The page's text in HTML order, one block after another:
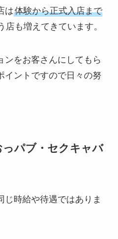
は体験から正式入店まで
店も増えてきています。
ンをお客さんにしてもら
イントですので日々の努
パブ・セクキャバ
じ時給や待遇ではありま